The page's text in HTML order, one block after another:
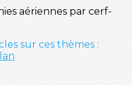
aériennes par cerf-
sur ces thèmes :